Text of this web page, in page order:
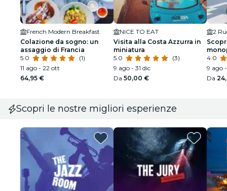
French Modern Breakfast
Colazione da sogno: un
assaggio di Francia
5.0
(1)
11 ago - 22 ott
64,95 €
NICE TO EAT
Visita alla Costa Azzurra in
miniatura
5.0
(3)
9 ago - 31 dic
Da 50,00 €
2
4.0
9 ago
Da
Scopri le nostre migliori esperienze